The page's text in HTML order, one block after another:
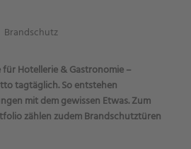
Brandschutz
Hotellerie & Gastronomie –
tagtäglich. So entstehen
mit dem gewissen Etwas. Zum
zählen zudem Brandschutztüren